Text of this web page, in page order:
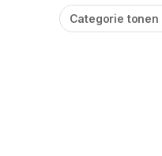
Categorie tonen